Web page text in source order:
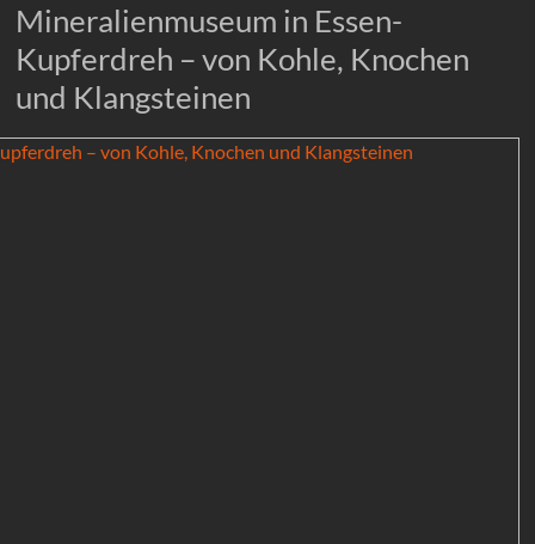
Mineralienmuseum in Essen-
Kupferdreh – von Kohle, Knochen
und Klangsteinen